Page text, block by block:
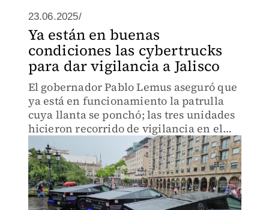
23.06.2025/
Ya están en buenas
condiciones las cybertrucks
para dar vigilancia a Jalisco
El gobernador Pablo Lemus aseguró que
ya está en funcionamiento la patrulla
cuya llanta se ponchó; las tres unidades
hicieron recorrido de vigilancia en el
centro histórico